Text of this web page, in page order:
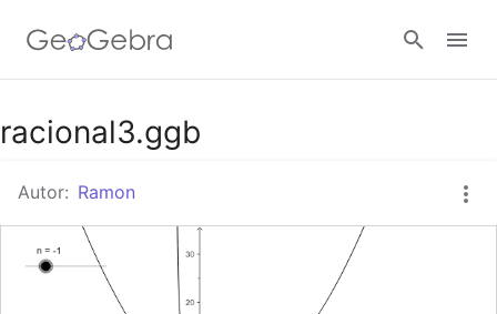
Google Classroom
Aula GeoGebra
racional3.ggb
Autor: Ramon